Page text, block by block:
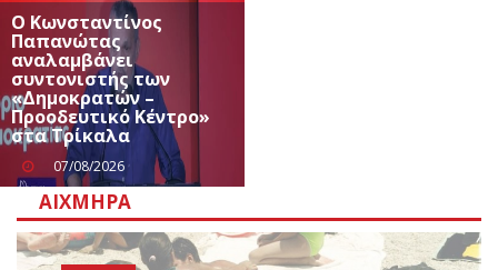
Ο Κωνσταντίνος
Παπανώτας
αναλαμβάνει
συντονιστής των
«Δημοκρατών –
Προοδευτικό Κέντρο»
στα Τρίκαλα
07/08/2026
ΑΙΧΜΗΡΆ